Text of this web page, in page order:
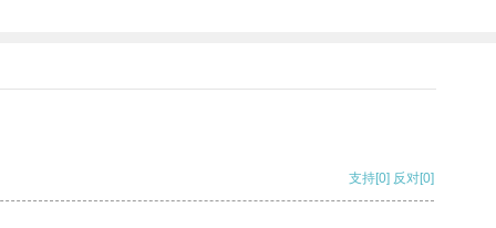
支持[0] 反对[0]